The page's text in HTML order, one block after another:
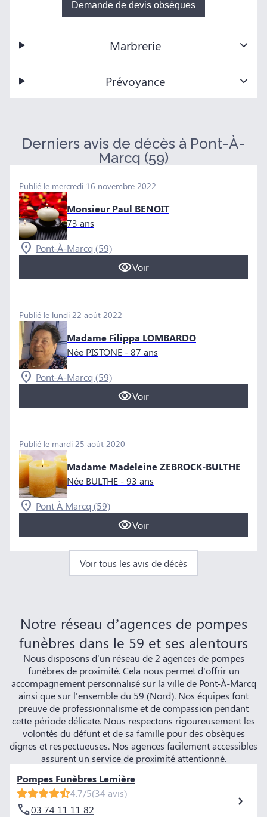
Demande de devis obsèques
Marbrerie
Prévoyance
Derniers avis de décès à Pont-À-
Marcq (59)
Publié le mercredi 16 novembre 2022
Monsieur Paul BENOIT
73 ans
Pont-À-Marcq (59)
Voir
Publié le lundi 22 août 2022
Madame Filippa LOMBARDO
Née PISTONE - 87 ans
Pont-A-Marcq (59)
Voir
Publié le mardi 25 août 2020
Madame Madeleine ZEBROCK-BULTHE
Née BULTHE - 93 ans
Pont À Marcq (59)
Voir
Voir tous les avis de décès
Notre réseau d’agences de pompes
funèbres dans le 59 et ses alentours
Nous disposons d'un réseau de 2 agences de pompes
funèbres de proximité. Cela nous permet d'offrir un
accompagnement personnalisé sur la ville de Pont-À-Marcq
ainsi que sur l'ensemble du 59 (Nord). Nos équipes font
preuve de professionnalisme et de compassion pendant
cette période délicate. Nous respectons rigoureusement les
volontés du défunt et de sa famille pour des obsèques
dignes et respectueuses. Nos agences facilement accessibles
assurent un service de proximité attentionné.
Pompes Funèbres Lemière
4.7/5(34 avis)
03 74 11 11 82